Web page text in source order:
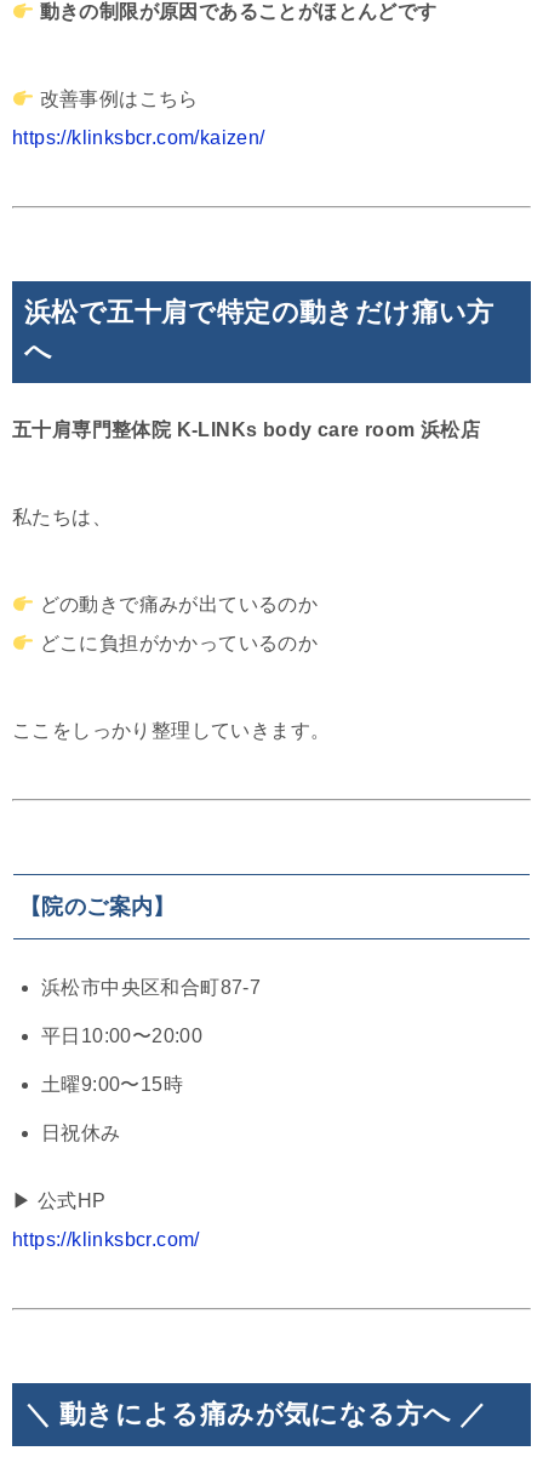
動きの制限が原因であることがほとんどです
改善事例はこちら
https://klinksbcr.com/kaizen/
浜松で五十肩で特定の動きだけ痛い方
へ
五十肩専門整体院 K-LINKs body care room 浜松店
私たちは、
どの動きで痛みが出ているのか
どこに負担がかかっているのか
ここをしっかり整理していきます。
【院のご案内】
浜松市中央区和合町87-7
平日10:00〜20:00
土曜9:00〜15時
日祝休み
▶︎ 公式HP
https://klinksbcr.com/
＼ 動きによる痛みが気になる方へ ／